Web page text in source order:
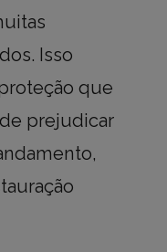
Isso
que
prejudicar